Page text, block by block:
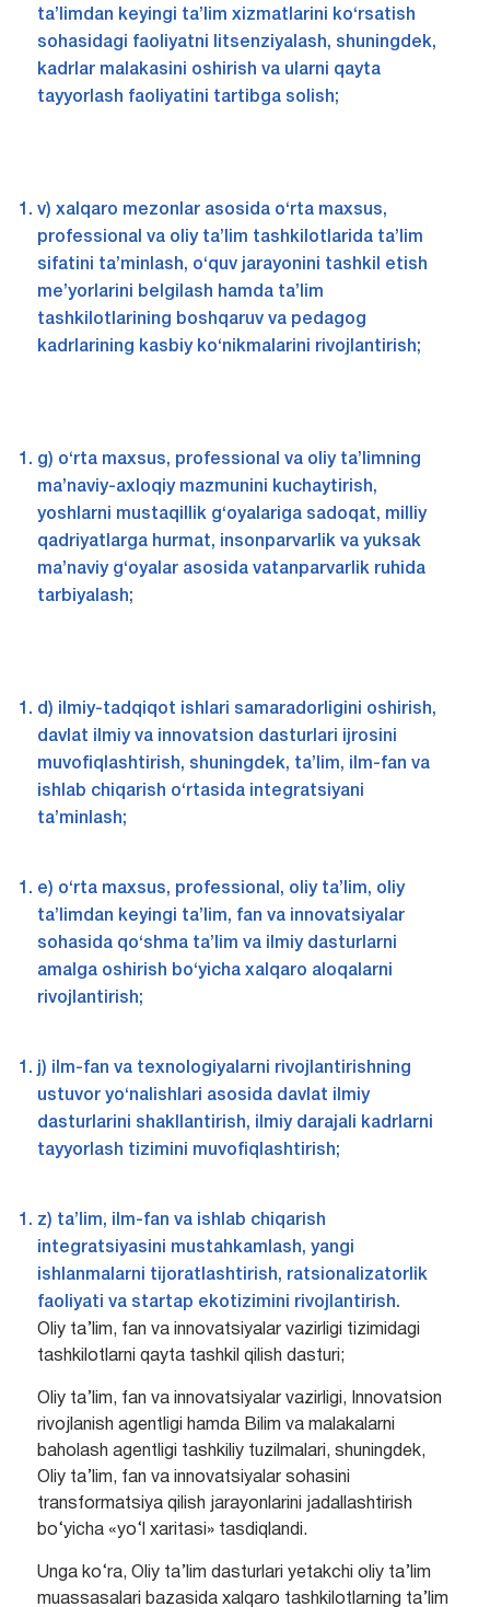
ta’limdan keyingi ta’lim xizmatlarini ko‘rsatish
sohasidagi faoliyatni litsenziyalash, shuningdek,
kadrlar malakasini oshirish va ularni qayta
tayyorlash faoliyatini tartibga solish;
v) xalqaro mezonlar asosida o‘rta maxsus,
professional va oliy ta’lim tashkilotlarida ta’lim
sifatini ta’minlash, o‘quv jarayonini tashkil etish
me’yorlarini belgilash hamda ta’lim
tashkilotlarining boshqaruv va pedagog
kadrlarining kasbiy ko‘nikmalarini rivojlantirish;
g) o‘rta maxsus, professional va oliy ta’limning
ma’naviy-axloqiy mazmunini kuchaytirish,
yoshlarni mustaqillik g‘oyalariga sadoqat, milliy
qadriyatlarga hurmat, insonparvarlik va yuksak
ma’naviy g‘oyalar asosida vatanparvarlik ruhida
tarbiyalash;
d) ilmiy-tadqiqot ishlari samaradorligini oshirish,
davlat ilmiy va innovatsion dasturlari ijrosini
muvofiqlashtirish, shuningdek, ta’lim, ilm-fan va
ishlab chiqarish o‘rtasida integratsiyani
ta’minlash;
e) o‘rta maxsus, professional, oliy ta’lim, oliy
ta’limdan keyingi ta’lim, fan va innovatsiyalar
sohasida qo‘shma ta’lim va ilmiy dasturlarni
amalga oshirish bo‘yicha xalqaro aloqalarni
rivojlantirish;
j) ilm-fan va texnologiyalarni rivojlantirishning
ustuvor yo‘nalishlari asosida davlat ilmiy
dasturlarini shakllantirish, ilmiy darajali kadrlarni
tayyorlash tizimini muvofiqlashtirish;
z) ta’lim, ilm-fan va ishlab chiqarish
integratsiyasini mustahkamlash, yangi
ishlanmalarni tijoratlashtirish, ratsionalizatorlik
faoliyati va startap ekotizimini rivojlantirish.
Oliy ta’lim, fan va innovatsiyalar vazirligi tizimidagi
tashkilotlarni qayta tashkil qilish dasturi;
Oliy ta’lim, fan va innovatsiyalar vazirligi, Innovatsion
rivojlanish agentligi hamda Bilim va malakalarni
baholash agentligi tashkiliy tuzilmalari, shuningdek,
Oliy ta’lim, fan va innovatsiyalar sohasini
transformatsiya qilish jarayonlarini jadallashtirish
bo‘yicha «yo‘l xaritasi» tasdiqlandi.
Unga ko‘ra, Oliy ta’lim dasturlari yetakchi oliy ta’lim
muassasalari bazasida xalqaro tashkilotlarning ta’lim